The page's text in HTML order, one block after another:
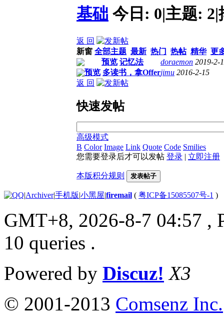
基础 今日: 0|主题: 2|
返 回
新窗 全部主题 最新 热门 热帖 精华 更
预览 记忆法 doraemon 2019-2-
预览 多读书，拿Offerjimu 2016-2-15
返 回
快速发帖
高级模式
B Color Image Link Quote Code Smilies
您需要登录后才可以发帖 登录 | 立即注册
本版积分规则 发表帖子
|Archiver|手机版|小黑屋|firemail ( 粤ICP备15085507号-1 )
GMT+8, 2026-8-7 04:57 ,
10 queries .
Powered by Discuz! X3
© 2001-2013 Comsenz Inc.